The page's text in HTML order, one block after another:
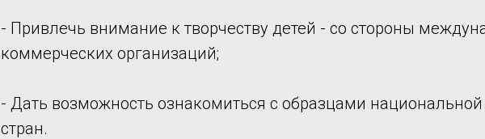
- Привлечь внимание к творчеству детей - со стороны
коммерческих организаций;
- Дать возможность ознакомиться с образцами
стран.